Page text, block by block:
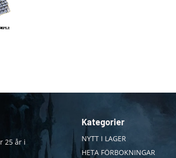
25 år i
Kategorier
NYTT I LAGER
HETA FÖRBOKNINGAR